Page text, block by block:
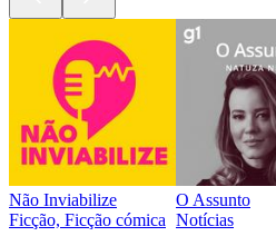
Não Inviabilize
Ficção, Ficção cómica
O Assunto
Notícias